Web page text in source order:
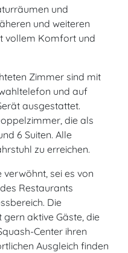
und
und weiteren
vollem Komfort und
Zimmer sind mit
und auf
ausgestattet.
die als
6 Suiten. Alle
zu erreichen.
verwöhnt, sei es von
Restaurants
Die
aktive Gäste, die
Center ihren
Ausgleich finden